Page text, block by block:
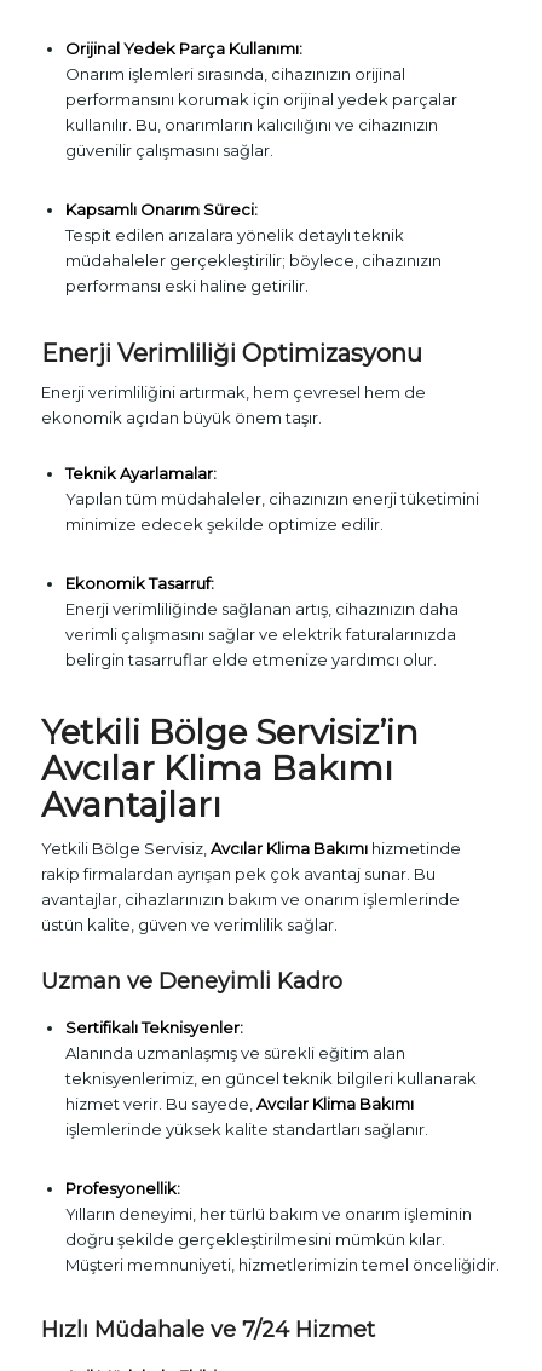
Orijinal Yedek Parça Kullanımı:
Onarım işlemleri sırasında, cihazınızın orijinal
performansını korumak için orijinal yedek parçalar
kullanılır. Bu, onarımların kalıcılığını ve cihazınızın
güvenilir çalışmasını sağlar.
Kapsamlı Onarım Süreci:
Tespit edilen arızalara yönelik detaylı teknik
müdahaleler gerçekleştirilir; böylece, cihazınızın
performansı eski haline getirilir.
Enerji Verimliliği Optimizasyonu
Enerji verimliliğini artırmak, hem çevresel hem de
ekonomik açıdan büyük önem taşır.
Teknik Ayarlamalar:
Yapılan tüm müdahaleler, cihazınızın enerji tüketimini
minimize edecek şekilde optimize edilir.
Ekonomik Tasarruf:
Enerji verimliliğinde sağlanan artış, cihazınızın daha
verimli çalışmasını sağlar ve elektrik faturalarınızda
belirgin tasarruflar elde etmenize yardımcı olur.
Yetkili Bölge Servisiz’in
Avcılar Klima Bakımı
Avantajları
Yetkili Bölge Servisiz, Avcılar Klima Bakımıhizmetinde
rakip firmalardan ayrışan pek çok avantaj sunar. Bu
avantajlar, cihazlarınızın bakım ve onarım işlemlerinde
üstün kalite, güven ve verimlilik sağlar.
Uzman ve Deneyimli Kadro
Sertifikalı Teknisyenler:
Alanında uzmanlaşmış ve sürekli eğitim alan
teknisyenlerimiz, en güncel teknik bilgileri kullanarak
hizmet verir. Bu sayede, Avcılar Klima Bakımı
işlemlerinde yüksek kalite standartları sağlanır.
Profesyonellik:
Yılların deneyimi, her türlü bakım ve onarım işleminin
doğru şekilde gerçekleştirilmesini mümkün kılar.
Müşteri memnuniyeti, hizmetlerimizin temel önceliğidir.
Hızlı Müdahale ve 7/24 Hizmet